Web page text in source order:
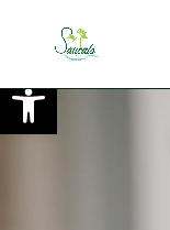
Ouvrir la barre d’outils